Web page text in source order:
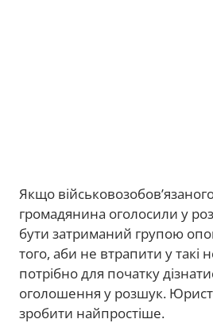
Якщо
громадянина оголосили у
бути затриманий групою
того, аби не втрапити у такі
потрібно для початку
оголошення у розшук.
зробити найпростіше.